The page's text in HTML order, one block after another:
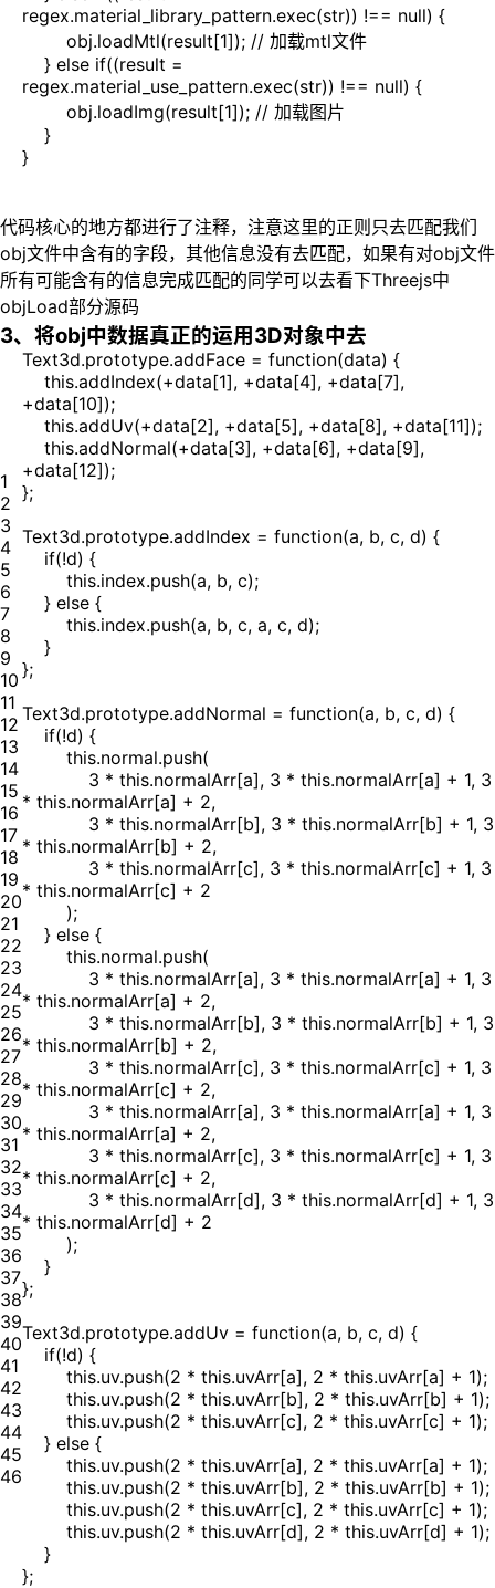
regex.material_library_pattern.exec(str)) !== null) {
obj.loadMtl(result[1]); // 加载mtl文件
} else if((result =
regex.material_use_pattern.exec(str)) !== null) {
obj.loadImg(result[1]); // 加载图片
}
}
代码核心的地方都进行了注释，注意这里的正则只去匹配我们
obj文件中含有的字段，其他信息没有去匹配，如果有对obj文件
所有可能含有的信息完成匹配的同学可以去看下Threejs中
objLoad部分源码
3、将obj中数据真正的运用3D对象中去
1
2
3
4
5
6
7
8
9
10
11
12
13
14
15
16
17
18
19
20
21
22
23
24
25
26
27
28
29
30
31
32
33
34
35
36
37
38
39
40
41
42
43
44
45
46
Text3d.prototype.addFace = function(data) {
this.addIndex(+data[1], +data[4], +data[7],
+data[10]);
this.addUv(+data[2], +data[5], +data[8], +data[11]);
this.addNormal(+data[3], +data[6], +data[9],
+data[12]);
};
Text3d.prototype.addIndex = function(a, b, c, d) {
if(!d) {
this.index.push(a, b, c);
} else {
this.index.push(a, b, c, a, c, d);
}
};
Text3d.prototype.addNormal = function(a, b, c, d) {
if(!d) {
this.normal.push(
3 * this.normalArr[a], 3 * this.normalArr[a] + 1, 3
* this.normalArr[a] + 2,
3 * this.normalArr[b], 3 * this.normalArr[b] + 1, 3
* this.normalArr[b] + 2,
3 * this.normalArr[c], 3 * this.normalArr[c] + 1, 3
* this.normalArr[c] + 2
);
} else {
this.normal.push(
3 * this.normalArr[a], 3 * this.normalArr[a] + 1, 3
* this.normalArr[a] + 2,
3 * this.normalArr[b], 3 * this.normalArr[b] + 1, 3
* this.normalArr[b] + 2,
3 * this.normalArr[c], 3 * this.normalArr[c] + 1, 3
* this.normalArr[c] + 2,
3 * this.normalArr[a], 3 * this.normalArr[a] + 1, 3
* this.normalArr[a] + 2,
3 * this.normalArr[c], 3 * this.normalArr[c] + 1, 3
* this.normalArr[c] + 2,
3 * this.normalArr[d], 3 * this.normalArr[d] + 1, 3
* this.normalArr[d] + 2
);
}
};
Text3d.prototype.addUv = function(a, b, c, d) {
if(!d) {
this.uv.push(2 * this.uvArr[a], 2 * this.uvArr[a] + 1);
this.uv.push(2 * this.uvArr[b], 2 * this.uvArr[b] + 1);
this.uv.push(2 * this.uvArr[c], 2 * this.uvArr[c] + 1);
} else {
this.uv.push(2 * this.uvArr[a], 2 * this.uvArr[a] + 1);
this.uv.push(2 * this.uvArr[b], 2 * this.uvArr[b] + 1);
this.uv.push(2 * this.uvArr[c], 2 * this.uvArr[c] + 1);
this.uv.push(2 * this.uvArr[d], 2 * this.uvArr[d] + 1);
}
};